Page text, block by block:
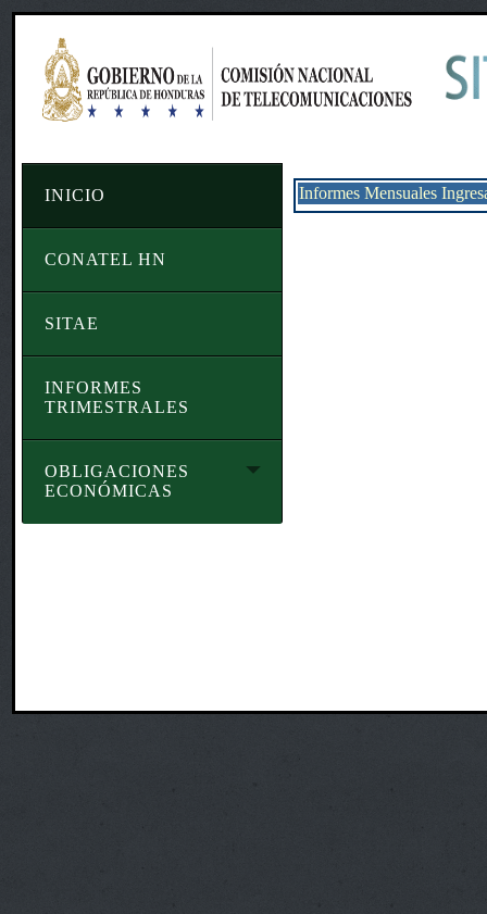
INICIO
CONATEL HN
SITAE
INFORMES
TRIMESTRALES
OBLIGACIONES
ECONÓMICAS
Informes Mensuales